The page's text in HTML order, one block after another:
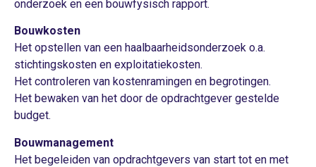
onderzoek en een bouwfysisch rapport.
Bouwkosten
Het opstellen van een haalbaarheidsonderzoek o.a.
stichtingskosten en exploitatiekosten.
Het controleren van kostenramingen en begrotingen.
Het bewaken van het door de opdrachtgever gestelde
budget.
Bouwmanagement
Het begeleiden van opdrachtgevers van start tot en met